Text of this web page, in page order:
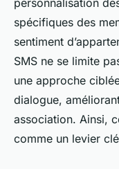
personnalisation
spécifiques des
sentiment
SMS ne se limite
une approche
dialogue,
association. Ainsi,
comme un levier